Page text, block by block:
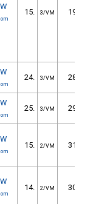
15. 3/VM 19.26
24. 3/VM 28.40
25. 3/VM 29.90
15. 2/VM 31.40
14. 2/VM 30.80